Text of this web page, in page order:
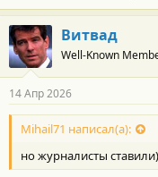
Витвад
Well-Known
14 Апр 2026
Mihail71 написал(а):
но журналисты ставили)